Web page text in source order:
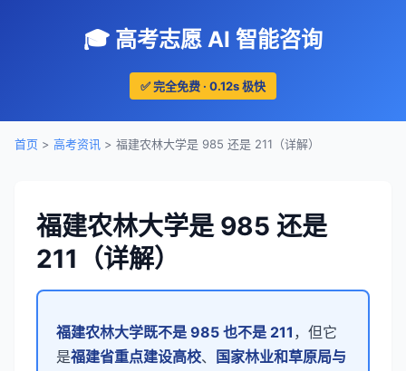
🎓 高考志愿 AI 智能咨询
✅ 完全免费 · 0.12s 极快
首页 > 高考资讯 > 福建农林大学是 985 还是 211（详解）
福建农林大学是 985 还是
211（详解）
福建农林大学既不是 985 也不是 211 ，但它
是福建省重点建设高校、
国家林业和草原局与